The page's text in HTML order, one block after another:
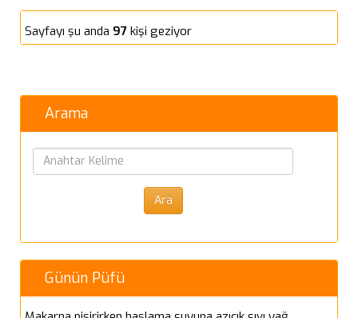
Sayfayı şu anda 97 kişi geziyor
Arama
Günün Püfü